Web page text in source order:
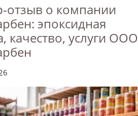
отзыв о компании
эпоксидная
качество, услуги ООО